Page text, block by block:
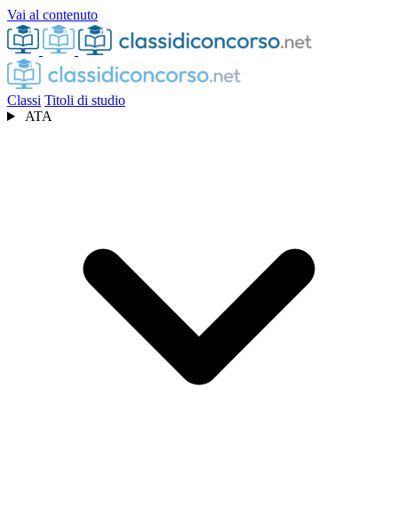
Vai al contenuto
Classi Titoli di studio
ATA